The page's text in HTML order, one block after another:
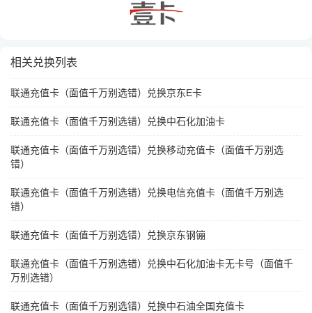
相关兑换列表
联通充值卡（面值千万别选错）兑换京东E卡
联通充值卡（面值千万别选错）兑换中石化加油卡
联通充值卡（面值千万别选错）兑换移动充值卡（面值千万别选
错）
联通充值卡（面值千万别选错）兑换电信充值卡（面值千万别选
错）
联通充值卡（面值千万别选错）兑换京东钢镚
联通充值卡（面值千万别选错）兑换中石化加油卡无卡号（面值千
万别选错）
联通充值卡（面值千万别选错）兑换中石油全国充值卡